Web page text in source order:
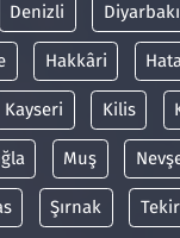
Denizli
Hakkâri
Kayseri Kilis
Muş
Şırnak